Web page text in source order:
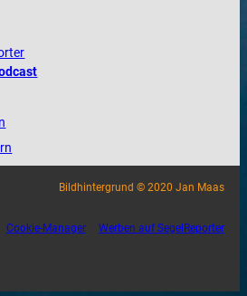
Bildhintergrund © 2020 Jan Maas
Cookie-Manager Werben auf SegelReporter